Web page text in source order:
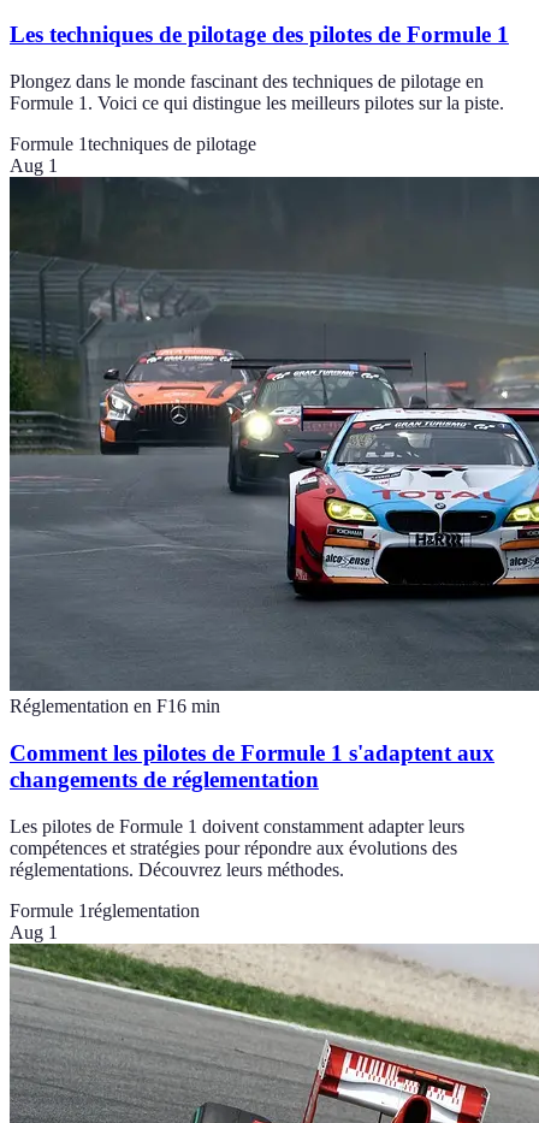
Les techniques de pilotage des pilotes de Formule 1
Plongez dans le monde fascinant des techniques de pilotage en
Formule 1. Voici ce qui distingue les meilleurs pilotes sur la piste.
Formule 1techniques de pilotage
Aug 1
Réglementation en F16 min
Comment les pilotes de Formule 1 s'adaptent aux
changements de réglementation
Les pilotes de Formule 1 doivent constamment adapter leurs
compétences et stratégies pour répondre aux évolutions des
réglementations. Découvrez leurs méthodes.
Formule 1réglementation
Aug 1